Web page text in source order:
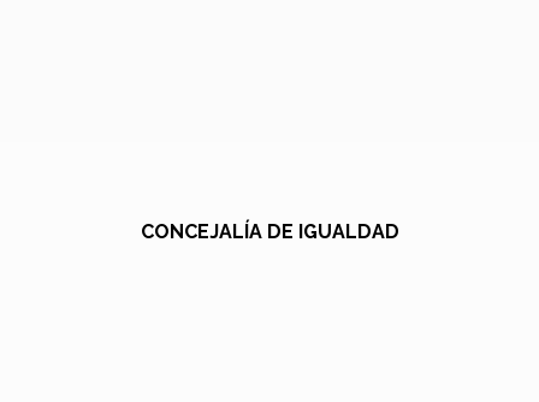
CONCEJALÍA DE IGUALDAD